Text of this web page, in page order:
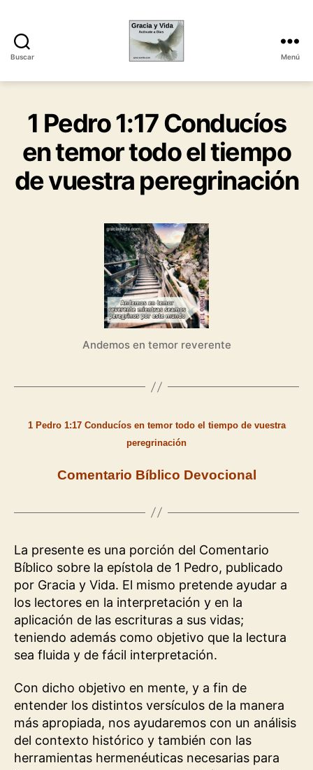
Buscar
y
Menú
1 Pedro 1:17 Conducíos
en temor todo el tiempo
de vuestra peregrinación
Andemos en temor reverente
1 Pedro 1:17 Conducíos en temor todo el tiempo de vuestra
peregrinación
Comentario Bíblico Devocional
La presente es una porción del Comentario
Bíblico sobre la epístola de 1 Pedro, publicado
por Gracia y Vida. El mismo pretende ayudar a
los lectores en la interpretación y en la
aplicación de las escrituras a sus vidas;
teniendo además como objetivo que la lectura
sea fluida y de fácil interpretación.
Con dicho objetivo en mente, y a fin de
entender los distintos versículos de la manera
más apropiada, nos ayudaremos con un análisis
del contexto histórico y también con las
herramientas hermenéuticas necesarias para